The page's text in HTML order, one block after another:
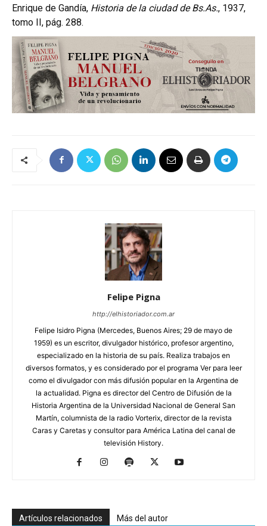
Enrique de Gandía, Historia de la ciudad de Bs.As., 1937,
tomo II, pág. 288.
Felipe Pigna
http://elhistoriador.com.ar
Felipe Isidro Pigna (Mercedes, Buenos Aires; 29 de mayo de
1959) es un escritor, divulgador histórico, profesor argentino,
especializado en la historia de su país. Realiza trabajos en
diversos formatos, y es considerado por el programa Ver para leer
como el divulgador con más difusión popular en la Argentina de
la actualidad. Pigna es director del Centro de Difusión de la
Historia Argentina de la Universidad Nacional de General San
Martín, columnista de la radio Vorterix, director de la revista
Caras y Caretas y consultor para América Latina del canal de
televisión History.
Artículos relacionados Más del autor